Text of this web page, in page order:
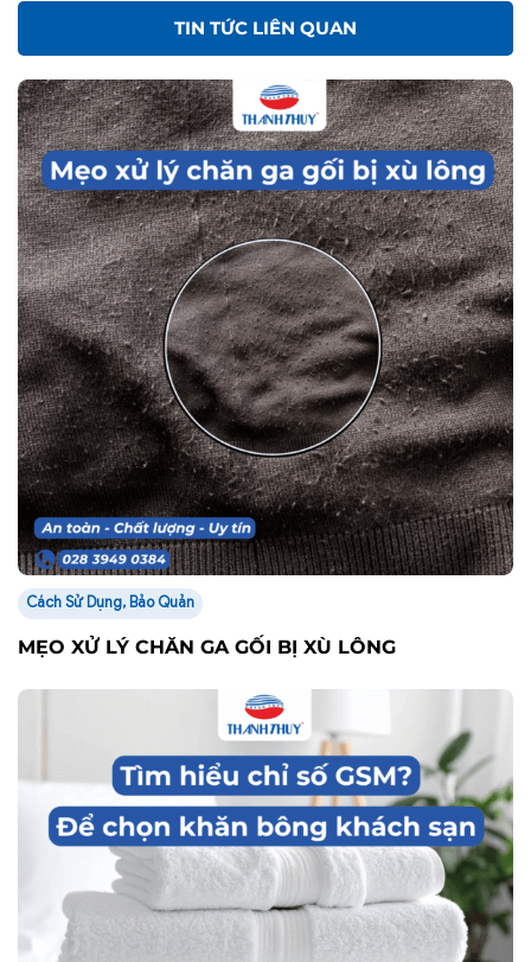
TIN TỨC LIÊN QUAN
Cách Sử Dụng, Bảo Quản
MẸO XỬ LÝ CHĂN GA GỐI BỊ XÙ LÔNG